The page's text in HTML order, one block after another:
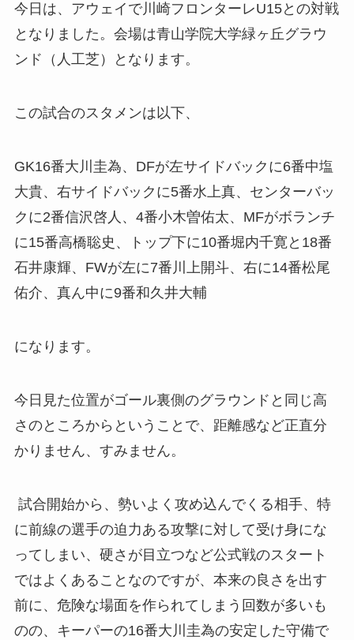
今日は、アウェイで川崎フロンターレU15との対戦
となりました。会場は青山学院大学緑ヶ丘グラウ
ンド（人工芝）となります。
この試合のスタメンは以下、
GK16番大川圭為、DFが左サイドバックに6番中塩
大貴、右サイドバックに5番水上真、センターバッ
クに2番信沢啓人、4番小木曽佑太、MFがボランチ
に15番高橋聡史、トップ下に10番堀内千寛と18番
石井康輝、FWが左に7番川上開斗、右に14番松尾
佑介、真ん中に9番和久井大輔
になります。
今日見た位置がゴール裏側のグラウンドと同じ高
さのところからということで、距離感など正直分
かりません、すみません。
試合開始から、勢いよく攻め込んでくる相手、特
に前線の選手の迫力ある攻撃に対して受け身にな
ってしまい、硬さが目立つなど公式戦のスタート
ではよくあることなのですが、本来の良さを出す
前に、危険な場面を作られてしまう回数が多いも
のの、キーパーの16番大川圭為の安定した守備で